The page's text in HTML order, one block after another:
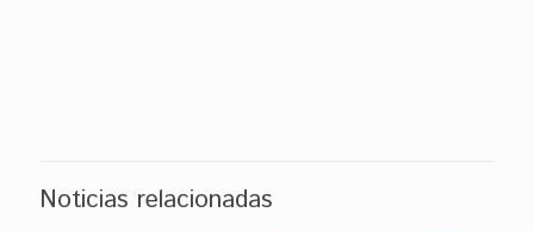
Noticias relacionadas